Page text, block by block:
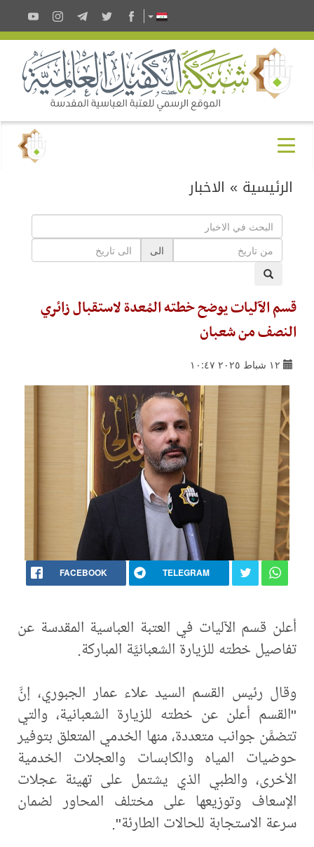
الرئيسية » الاخبار
الى
قسم الآليات يوضح خطته المُعدة لاستقبال زائري
النصف من شعبان
١٢ شباط ٢٠٢٥ ١٠:٤٧
FACEBOOK TELEGRAM
أعلن قسم الآليات في العتبة العباسية المقدسة عن
تفاصيل خطته للزيارة الشعبانيَّة المباركة.
وقال رئيس القسم السيد علاء عمار الجبوري، إنَّ
"القسم أعلن عن خطته للزيارة الشعبانية، والتي
تتضمَّن جوانب متعددة، منها الخدمي المتعلق بتوفير
حوضيات المياه والكابسات والعجلات الخدمية
الأخرى، والطبي الذي يشتمل على تهيئة عجلات
الإسعاف وتوزيعها على مختلف المحاور لضمان
سرعة الاستجابة للحالات الطارئة".